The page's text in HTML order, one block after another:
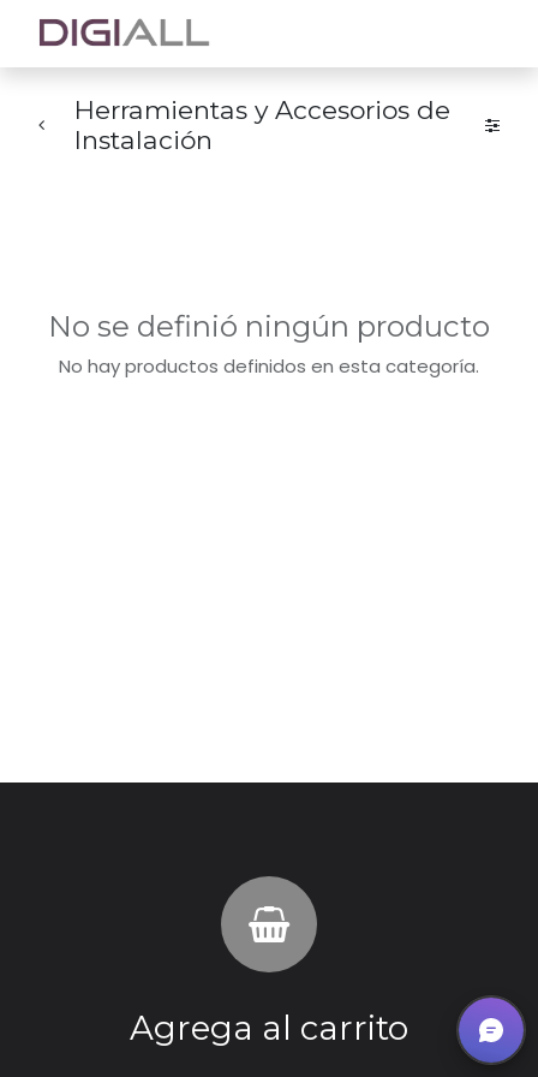
Herramientas y Accesorios de
Instalación
No se definió ningún producto
No hay productos definidos en esta categoría.
Agrega al carrito